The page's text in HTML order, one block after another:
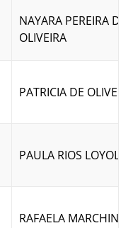
NAYARA PEREIRA DE
OLIVEIRA
PATRICIA DE
PAULA RIOS LOYOLA
RAFAELA MARCHINI